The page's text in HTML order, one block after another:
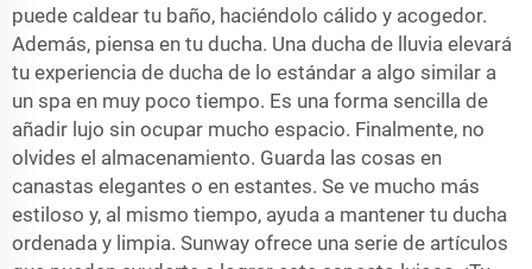
puede caldear tu baño, haciéndolo cálido y acogedor.
Además, piensa en tu ducha. Una ducha de lluvia elevará
tu experiencia de ducha de lo estándar a algo similar a
un spa en muy poco tiempo. Es una forma sencilla de
añadir lujo sin ocupar mucho espacio. Finalmente, no
olvides el almacenamiento. Guarda las cosas en
canastas elegantes o en estantes. Se ve mucho más
estiloso y, al mismo tiempo, ayuda a mantener tu ducha
ordenada y limpia. Sunway ofrece una serie de artículos